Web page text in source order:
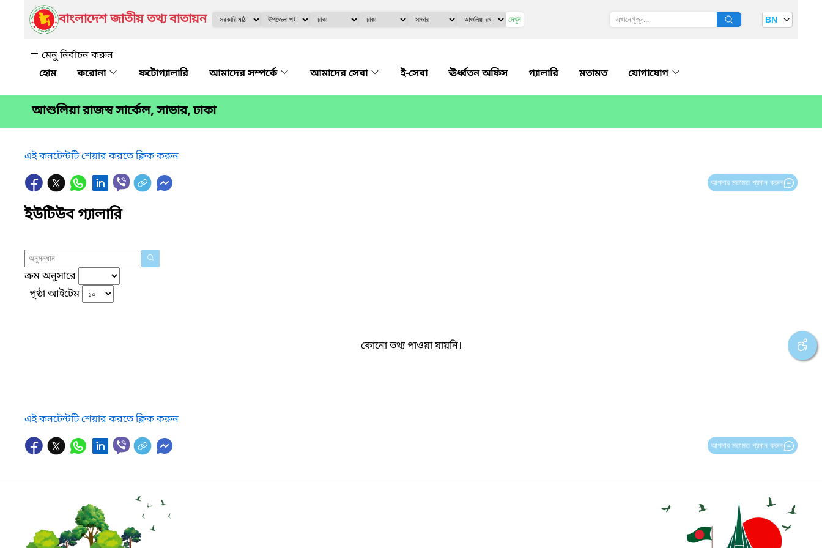
বাংলাদেশ জাতীয় তথ্য বাতায়ন দেখুন BN
মেনু নির্বাচন করুন
করোনা
ফটোগ্যালারি আমাদের সম্পর্কে আমাদের সেবা ই-সেবা ঊর্ধ্বতন অফিস গ্যালারি মতামত যোগাযোগ
আশুলিয়া রাজস্ব সার্কেল, সাভার, ঢাকা
এই কনটেন্টটি শেয়ার করতে ক্লিক করুন
আপনার মতামত প্রদান করুন
ইউটিউব গ্যালারি
ক্রম অনুসারে
পৃষ্ঠা আইটেম
কোনো তথ্য পাওয়া যায়নি।
এই কনটেন্টটি শেয়ার করতে ক্লিক করুন
আপনার মতামত প্রদান করুন